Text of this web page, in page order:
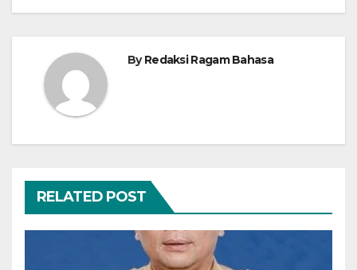
ByRedaksi Ragam Bahasa
RELATED POST